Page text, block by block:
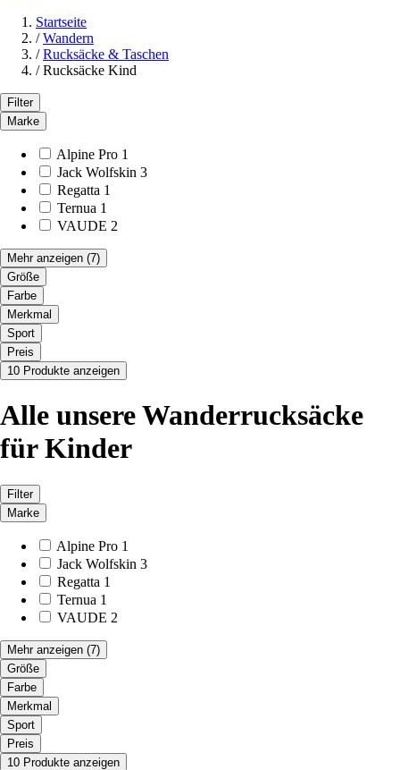
Startseite
/ Wandern
/ Rucksäcke & Taschen
/ Rucksäcke Kind
Filter
Marke
Alpine Pro 1
Jack Wolfskin 3
Regatta 1
Ternua 1
VAUDE 2
Mehr anzeigen (7)
Größe
Farbe
Merkmal
Sport
Preis
10 Produkte anzeigen
Alle unsere Wanderrucksäcke
für Kinder
Filter
Marke
Alpine Pro 1
Jack Wolfskin 3
Regatta 1
Ternua 1
VAUDE 2
Mehr anzeigen (7)
Größe
Farbe
Merkmal
Sport
Preis
10 Produkte anzeigen